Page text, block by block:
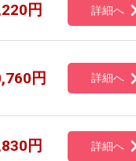
円 詳細へ
円 詳細へ
円 詳細へ